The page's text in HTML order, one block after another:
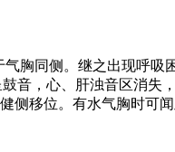
胸同侧。继之出现呼
音，心、肝浊音区消失
侧移位。有水气胸时可闻